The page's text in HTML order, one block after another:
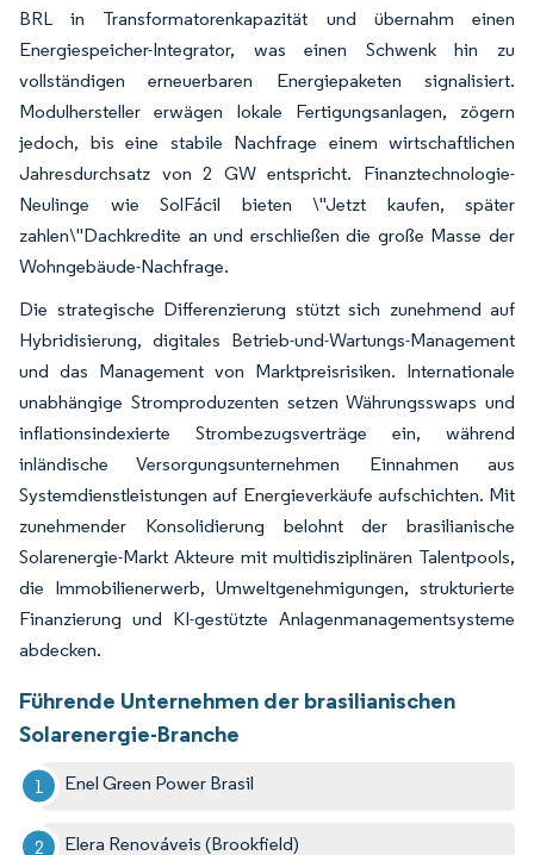
BRL in Transformatorenkapazität und übernahm einen
Energiespeicher-Integrator, was einen Schwenk hin zu
vollständigen erneuerbaren Energiepaketen signalisiert.
Modulhersteller erwägen lokale Fertigungsanlagen, zögern
jedoch, bis eine stabile Nachfrage einem wirtschaftlichen
Jahresdurchsatz von 2 GW entspricht. Finanztechnologie-
Neulinge wie SolFácil bieten \"Jetzt kaufen, später
zahlen\"Dachkredite an und erschließen die große Masse der
Wohngebäude-Nachfrage.
Die strategische Differenzierung stützt sich zunehmend auf
Hybridisierung, digitales Betrieb-und-Wartungs-Management
und das Management von Marktpreisrisiken. Internationale
unabhängige Stromproduzenten setzen Währungsswaps und
inflationsindexierte Strombezugsverträge ein, während
inländische Versorgungsunternehmen Einnahmen aus
Systemdienstleistungen auf Energieverkäufe aufschichten. Mit
zunehmender Konsolidierung belohnt der brasilianische
Solarenergie-Markt Akteure mit multidisziplinären Talentpools,
die Immobilienerwerb, Umweltgenehmigungen, strukturierte
Finanzierung und KI-gestützte Anlagenmanagementsysteme
abdecken.
Führende Unternehmen der brasilianischen
Solarenergie-Branche
Enel Green Power Brasil
Elera Renováveis (Brookfield)